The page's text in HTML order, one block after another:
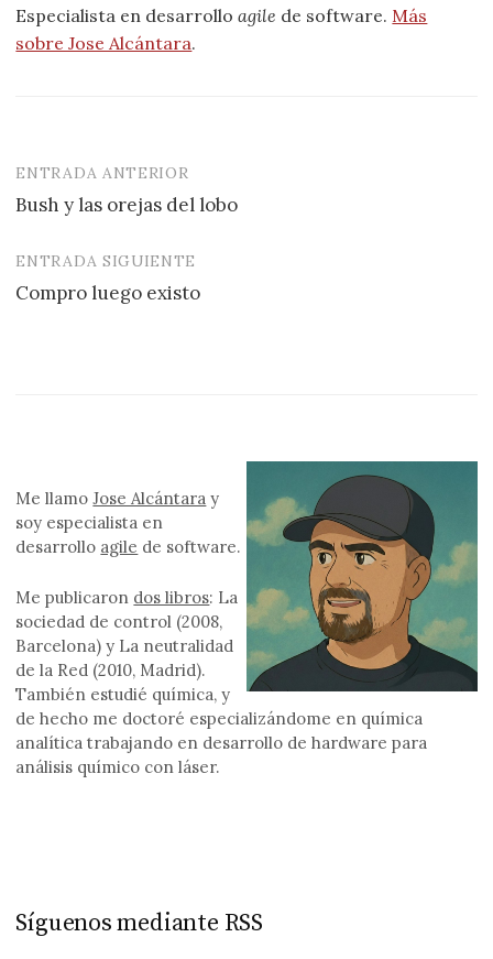
Especialista en desarrolloagile de software. Más
sobre Jose Alcántara.
Navegación
de
entradas
ENTRADA ANTERIOR
Bush y las orejas del lobo
ENTRADA SIGUIENTE
Compro luego existo
Me llamoJose Alcántara y
soy especialista en
desarrollo agile de software.
Me publicaron dos libros: La
sociedad de control (2008,
Barcelona) y La neutralidad
de la Red (2010, Madrid).
También estudié química, y
de hecho me doctoré especializándome en química
analítica trabajando en desarrollo de hardware para
análisis químico con láser.
Síguenos mediante RSS